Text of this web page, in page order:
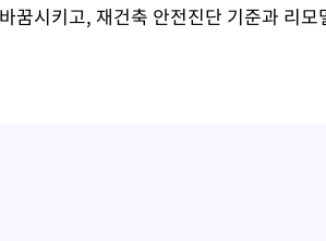
꿈시키고, 재건축 안전진단 기준과 리